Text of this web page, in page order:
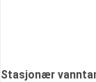
Stasjonær